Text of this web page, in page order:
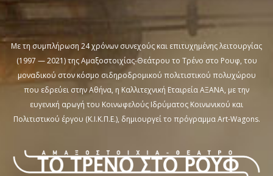
Με τη συμπλήρωση 24 χρόνων συνεχούς και επιτυχημένης λειτουργίας
(1997 — 2021) της Αμαξοστοιχίας-Θεάτρου το Τρένο στο Ρουφ, του
μοναδικού στον κόσμο σιδηροδρομικού πολιτιστικού πολυχώρου
που εδρεύει στην Αθήνα, η Καλλιτεχνική Εταιρεία ΑΞΑΝΑ, με την
ευγενική αρωγή του Κοινωφελούς Ιδρύματος Κοινωνικού και
Πολιτιστικού έργου (Κ.Ι.Κ.Π.Ε.), δημιουργεί το πρόγραμμα Art-Wagons.